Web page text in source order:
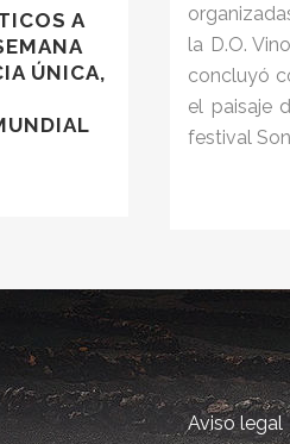
A
ÚNICA,
la D.O.
concluyó
el paisaje
festival
Aviso legal